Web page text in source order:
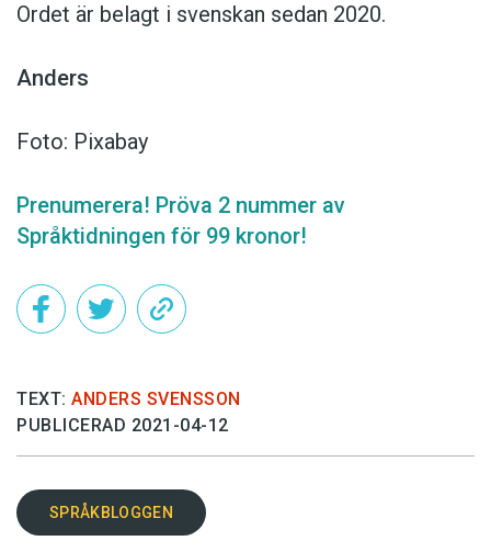
Ordet är belagt i svenskan sedan 2020.
Anders
Foto: Pixabay
Prenumerera! Pröva 2 nummer av
Språktidningen för 99 kronor!
TEXT: ANDERS SVENSSON
PUBLICERAD 2021-04-12
SPRÅKBLOGGEN